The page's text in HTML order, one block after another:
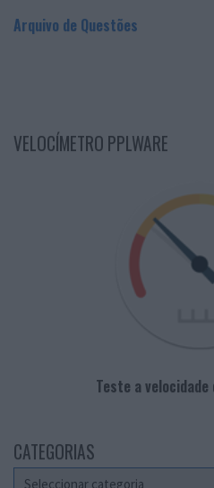
Arquivo de Questões
VELOCÍMETRO PPLWARE
Teste a
CATEGORIAS
Categorias